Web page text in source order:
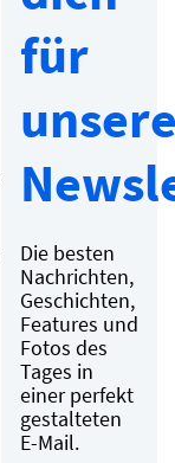
für
Die besten
Nachrichten,
Geschichten,
Features und
Fotos des
Tages in
einer perfekt
gestalteten
E-Mail.